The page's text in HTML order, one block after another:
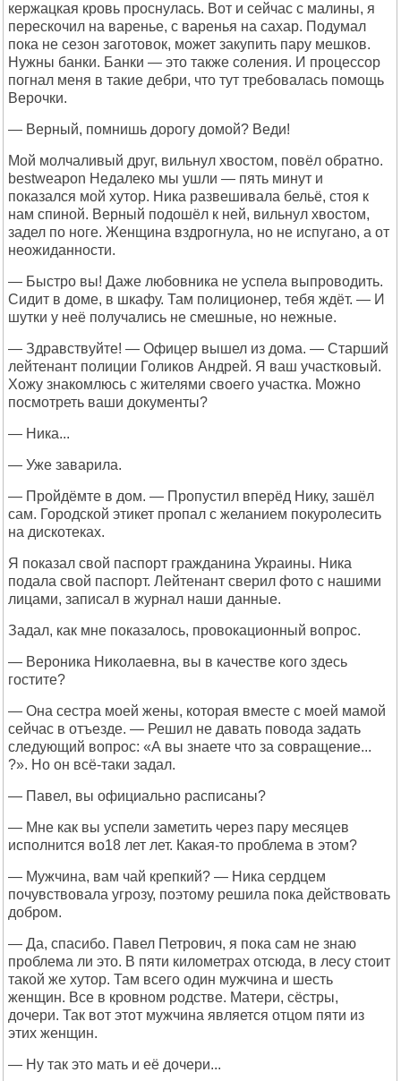
кержацкая кровь проснулась. Вот и сейчас с малины, я
перескочил на варенье, с варенья на сахар. Подумал
пока не сезон заготовок, может закупить пару мешков.
Нужны банки. Банки — это также соления. И процессор
погнал меня в такие дебри, что тут требовалась помощь
Верочки.
— Верный, помнишь дорогу домой? Веди!
Мой молчаливый друг, вильнул хвостом, повёл обратно.
bеstwеаpоn Недалеко мы ушли — пять минут и
показался мой хутор. Ника развешивала бельё, стоя к
нам спиной. Верный подошёл к ней, вильнул хвостом,
задел по ноге. Женщина вздрогнула, но не испугано, а от
неожиданности.
— Быстро вы! Даже любовника не успела выпроводить.
Сидит в доме, в шкафу. Там полиционер, тебя ждёт. — И
шутки у неё получались не смешные, но нежные.
— Здравствуйте! — Офицер вышел из дома. — Старший
лейтенант полиции Голиков Андрей. Я ваш участковый.
Хожу знакомлюсь с жителями своего участка. Можно
посмотреть ваши документы?
— Ника...
— Уже заварила.
— Пройдёмте в дом. — Пропустил вперёд Нику, зашёл
сам. Городской этикет пропал с желанием покуролесить
на дискотеках.
Я показал свой паспорт гражданина Украины. Ника
подала свой паспорт. Лейтенант сверил фото с нашими
лицами, записал в журнал наши данные.
Задал, как мне показалось, провокационный вопрос.
— Вероника Николаевна, вы в качестве кого здесь
гостите?
— Она сестра моей жены, которая вместе с моей мамой
сейчас в отъезде. — Решил не давать повода задать
следующий вопрос: «А вы знаете что за совращение...
?». Но он всё-таки задал.
— Павел, вы официально расписаны?
— Мне как вы успели заметить через пару месяцев
исполнится во18 лет лет. Какая-то проблема в этом?
— Мужчина, вам чай крепкий? — Ника сердцем
почувствовала угрозу, поэтому решила пока действовать
добром.
— Да, спасибо. Павел Петрович, я пока сам не знаю
проблема ли это. В пяти километрах отсюда, в лесу стоит
такой же хутор. Там всего один мужчина и шесть
женщин. Все в кровном родстве. Матери, сёстры,
дочери. Так вот этот мужчина является отцом пяти из
этих женщин.
— Ну так это мать и её дочери...